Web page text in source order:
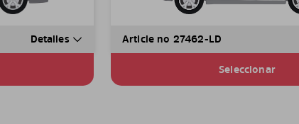
Detalles Article no 27462-LD
Seleccionar